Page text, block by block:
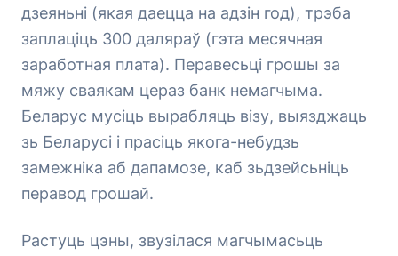
дзеяньні (якая даецца на адзін год), трэба
заплаціць 300 даляраў (гэта месячная
заработная плата). Перавесьці грошы за
мяжу сваякам цераз банк немагчыма.
Беларус мусіць вырабляць візу, выязджаць
зь Беларусі і прасіць якога-небудзь
замежніка аб дапамозе, каб зьдзейсьніць
перавод грошай.
Растуць цэны, звузілася магчымасьць